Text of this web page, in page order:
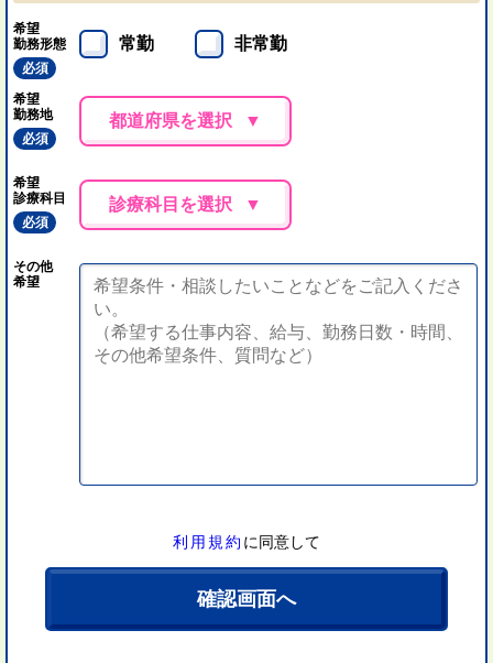
希望
勤務形態
必須
常勤 非常勤
希望
勤務地
必須
都道府県を選択
希望
診療科目
必須
診療科目を選択
その他
希望
利用規約 に同意して
確認画面へ